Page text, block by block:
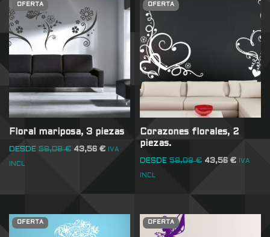
OFERTA
Floral mariposa, 3 piezas
DESDE 58,08€ 43,56 € IVA
INCL
OFERTA
Corazones florales, 2
piezas.
DESDE 58,08€ 43,56€ IVA
INCL
OFERTA OFERTA